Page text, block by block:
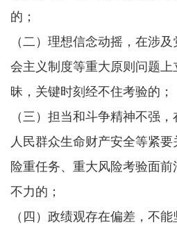
的；
（二）理想信念动摇，在涉
会主义制度等重大原则问题
昧，关键时刻经不住考验的；
（三）担当和斗争精神不强，
人民群众生命财产安全等紧
险重任务、重大风险考验面
不力的；
（四）政绩观存在偏差，不